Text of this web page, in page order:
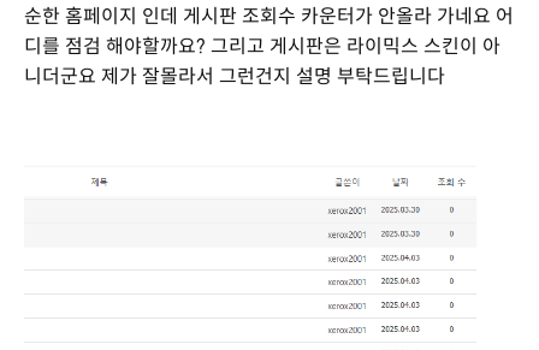
순한 홈페이지 인데 게시판 조회수 카운터가 안올라 가네요 어
디를 점검 해야할까요? 그리고 게시판은 라이믹스 스킨이 아
니더군요 제가 잘몰라서 그런건지 설명 부탁드립니다